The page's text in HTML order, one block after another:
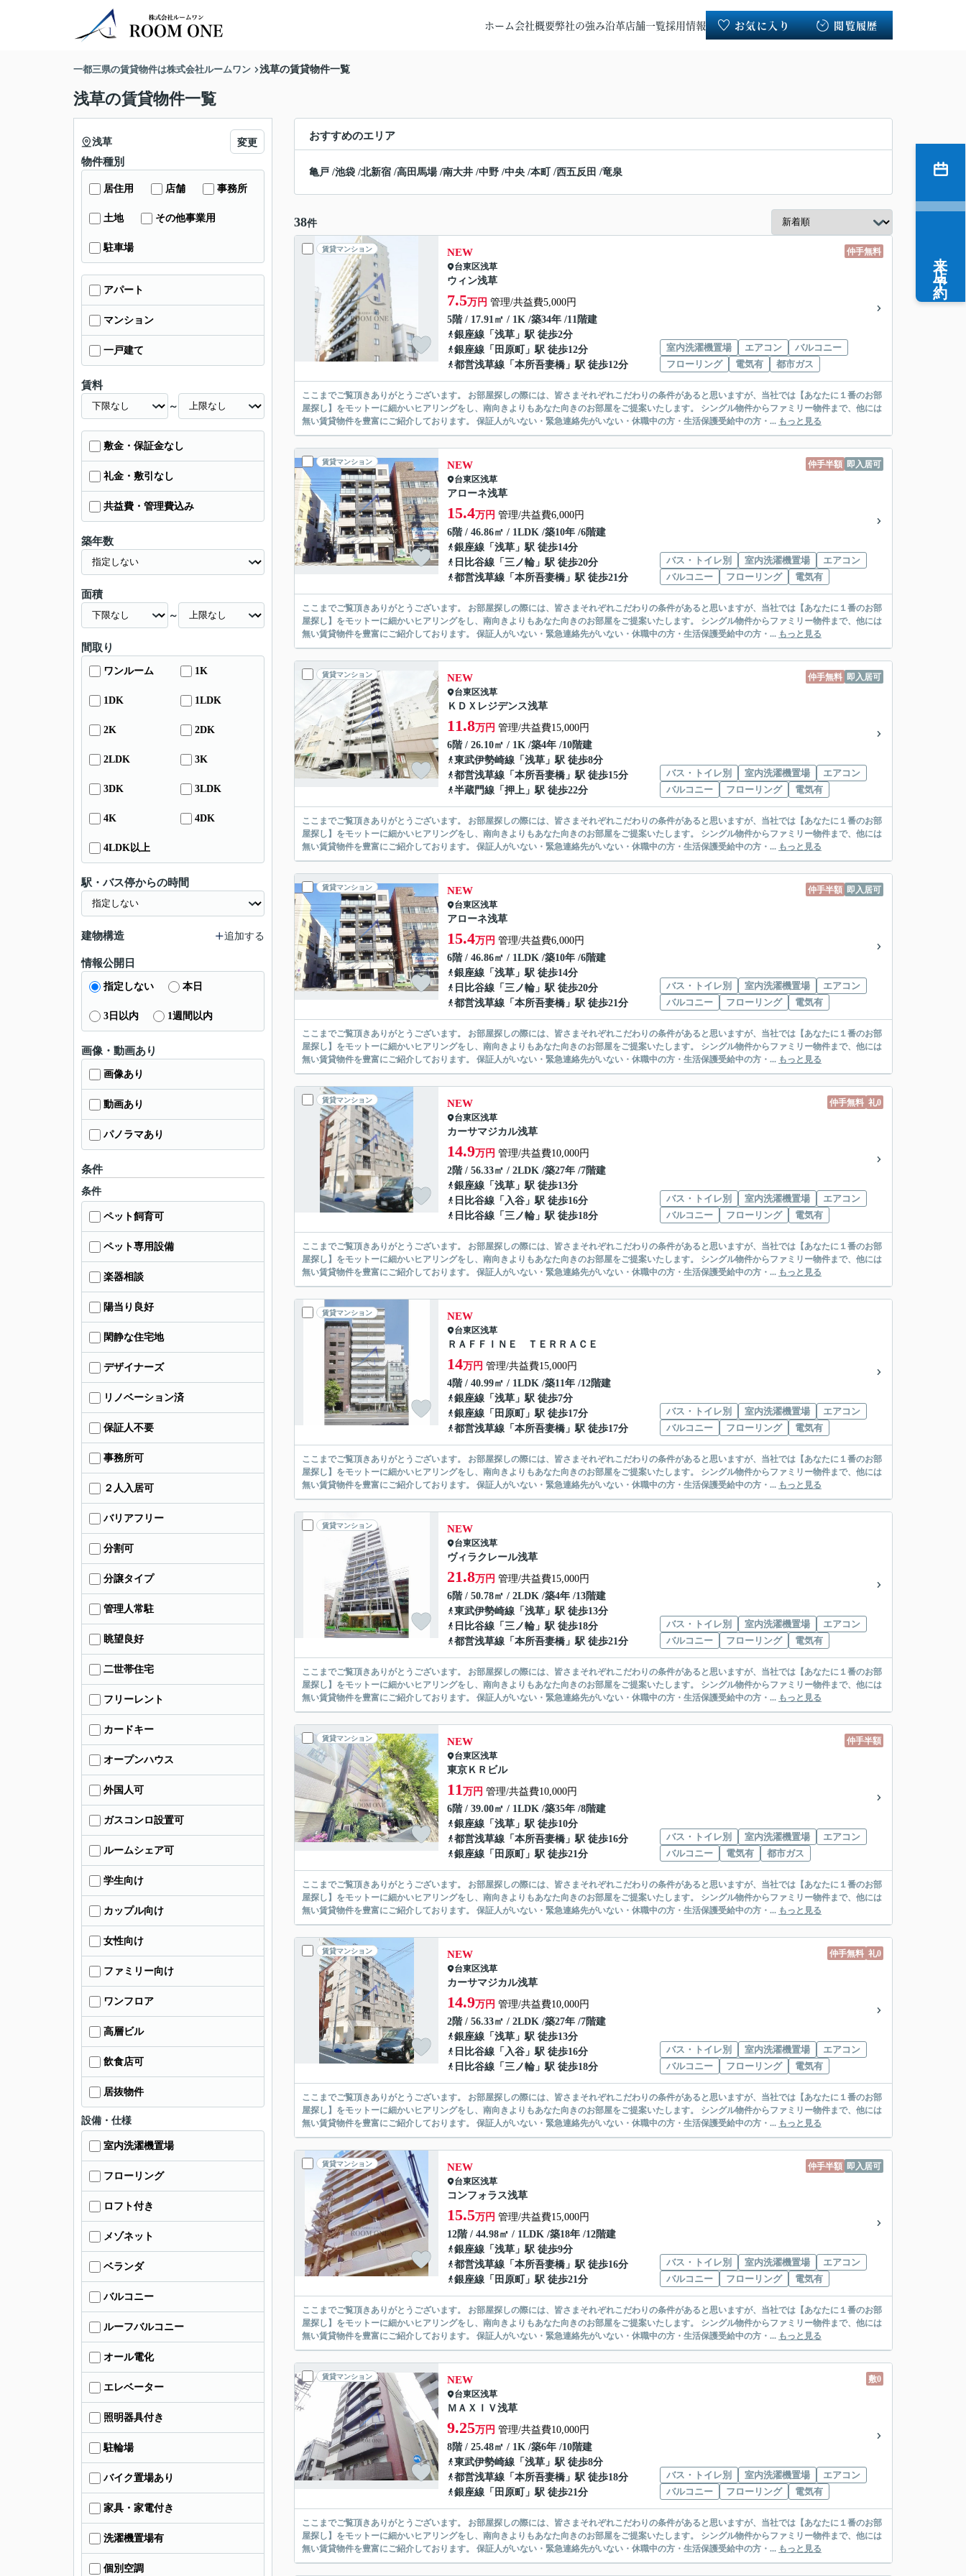
ホーム会社概要弊社の強み沿革店舗一覧採用情報 お気に入り 閲覧履歴
一都三県の賃貸物件は株式会社ルームワン 浅草の賃貸物件一覧
浅草の賃貸物件一覧
おすすめのエリア
亀戸 /池袋 /北新宿 /高田馬場/南大井 /中野 /中央 /本町 /西五反田 /竜泉
38件
賃貸マンション 仲手無料
NEW
台東区浅草
ウィン浅草
7.5万円 管理/共益費5,000円
5階 / 17.91㎡ / 1K /築34年 /11階建
銀座線 「 浅草 」駅 徒歩2分
銀座線 「 田原町
」駅 徒歩12分
都営浅草線 「 本所吾妻橋 」駅 徒歩12分
室内洗濯機置場 エアコン
バルコニー
フローリング
電気有 都市ガス
ここまでご覧頂きありがとうございます。 お部屋探しの際には、皆さまそれぞれこだわりの条件があると思いますが、当社では【あなたに１番のお部
屋探し】をモットーに細かいヒアリングをし、南向きよりもあなた向きのお部屋をご提案いたします。 シングル物件からファミリー物件まで、他には
無い賃貸物件を豊富にご紹介しております。 保証人がいない・緊急連絡先がいない・休職中の方・生活保護受給中の方・... もっと見る
賃貸マンション 仲手半額 即入居可
NEW
台東区浅草
アローネ浅草
15.4万円 管理/共益費6,000円
6階 / 46.86㎡ / 1LDK /築10年 /6階建
銀座線 「 浅草 」駅 徒歩14分
日比谷線 「 三ノ輪 」駅 徒歩20分
都営浅草線 「 本所吾妻橋 」駅 徒歩21分
バス・トイレ別 室内洗濯機置場
エアコン
バルコニー
フローリング 電気有
ここまでご覧頂きありがとうございます。 お部屋探しの際には、皆さまそれぞれこだわりの条件があると思いますが、当社では【あなたに１番のお部
屋探し】をモットーに細かいヒアリングをし、南向きよりもあなた向きのお部屋をご提案いたします。 シングル物件からファミリー物件まで、他には
無い賃貸物件を豊富にご紹介しております。 保証人がいない・緊急連絡先がいない・休職中の方・生活保護受給中の方・... もっと見る
賃貸マンション 仲手無料 即入居可
NEW
台東区浅草
ＫＤＸレジデンス浅草
11.8万円 管理/共益費15,000円
6階 / 26.10㎡ / 1K /築4年 /10階建
東武伊勢崎線 「 浅草 」駅 徒歩8分
都営浅草線 「 本所吾妻橋 」駅 徒歩15分
半蔵門線 「 押上 」駅 徒歩22分
バス・トイレ別 室内洗濯機置場
エアコン
バルコニー
フローリング 電気有
ここまでご覧頂きありがとうございます。 お部屋探しの際には、皆さまそれぞれこだわりの条件があると思いますが、当社では【あなたに１番のお部
屋探し】をモットーに細かいヒアリングをし、南向きよりもあなた向きのお部屋をご提案いたします。 シングル物件からファミリー物件まで、他には
無い賃貸物件を豊富にご紹介しております。 保証人がいない・緊急連絡先がいない・休職中の方・生活保護受給中の方・... もっと見る
賃貸マンション 仲手半額 即入居可
NEW
台東区浅草
アローネ浅草
15.4万円 管理/共益費6,000円
6階 / 46.86㎡ / 1LDK /築10年 /6階建
銀座線 「 浅草 」駅 徒歩14分
日比谷線 「 三ノ輪 」駅 徒歩20分
都営浅草線 「 本所吾妻橋 」駅 徒歩21分
バス・トイレ別 室内洗濯機置場
エアコン
バルコニー
フローリング 電気有
ここまでご覧頂きありがとうございます。 お部屋探しの際には、皆さまそれぞれこだわりの条件があると思いますが、当社では【あなたに１番のお部
屋探し】をモットーに細かいヒアリングをし、南向きよりもあなた向きのお部屋をご提案いたします。 シングル物件からファミリー物件まで、他には
無い賃貸物件を豊富にご紹介しております。 保証人がいない・緊急連絡先がいない・休職中の方・生活保護受給中の方・... もっと見る
賃貸マンション 仲手無料 礼0
NEW
台東区浅草
カーサマジカル浅草
14.9万円 管理/共益費10,000円
2階 / 56.33㎡ / 2LDK /築27年 /7階建
銀座線 「 浅草 」駅 徒歩13分
日比谷線 「 入谷 」駅 徒歩16分
日比谷線 「 三ノ輪 」駅 徒歩18分
バス・トイレ別 室内洗濯機置場
エアコン
バルコニー
フローリング 電気有
ここまでご覧頂きありがとうございます。 お部屋探しの際には、皆さまそれぞれこだわりの条件があると思いますが、当社では【あなたに１番のお部
屋探し】をモットーに細かいヒアリングをし、南向きよりもあなた向きのお部屋をご提案いたします。 シングル物件からファミリー物件まで、他には
無い賃貸物件を豊富にご紹介しております。 保証人がいない・緊急連絡先がいない・休職中の方・生活保護受給中の方・... もっと見る
賃貸マンション NEW
台東区浅草
ＲＡＦＦＩＮＥ ＴＥＲＲＡＣＥ
14万円 管理/共益費15,000円
4階 / 40.99㎡ / 1LDK /築11年 /12階建
銀座線 「 浅草 」駅 徒歩7分
銀座線 「 田原町
」駅 徒歩17分
都営浅草線 「 本所吾妻橋 」駅 徒歩17分
バス・トイレ別 室内洗濯機置場
エアコン
バルコニー
フローリング 電気有
ここまでご覧頂きありがとうございます。 お部屋探しの際には、皆さまそれぞれこだわりの条件があると思いますが、当社では【あなたに１番のお部
屋探し】をモットーに細かいヒアリングをし、南向きよりもあなた向きのお部屋をご提案いたします。 シングル物件からファミリー物件まで、他には
無い賃貸物件を豊富にご紹介しております。 保証人がいない・緊急連絡先がいない・休職中の方・生活保護受給中の方・... もっと見る
賃貸マンション NEW
台東区浅草
ヴィラクレール浅草
21.8万円 管理/共益費15,000円
6階 / 50.78㎡ / 2LDK /築4年 /13階建
東武伊勢崎線 「 浅草 」駅 徒歩13分
日比谷線 「 三ノ輪 」駅 徒歩18分
都営浅草線 「 本所吾妻橋 」駅 徒歩21分
バス・トイレ別 室内洗濯機置場
エアコン
バルコニー
フローリング 電気有
ここまでご覧頂きありがとうございます。 お部屋探しの際には、皆さまそれぞれこだわりの条件があると思いますが、当社では【あなたに１番のお部
屋探し】をモットーに細かいヒアリングをし、南向きよりもあなた向きのお部屋をご提案いたします。 シングル物件からファミリー物件まで、他には
無い賃貸物件を豊富にご紹介しております。 保証人がいない・緊急連絡先がいない・休職中の方・生活保護受給中の方・... もっと見る
賃貸マンション 仲手半額
NEW
台東区浅草
東京ＫＲビル
11万円 管理/共益費10,000円
6階 / 39.00㎡ / 1LDK /築35年 /8階建
銀座線 「 浅草 」駅 徒歩10分
都営浅草線 「 本所吾妻橋 」駅 徒歩16分
銀座線 「 田原町 」駅 徒歩21分
バス・トイレ別 室内洗濯機置場
エアコン
バルコニー
電気有 都市ガス
ここまでご覧頂きありがとうございます。 お部屋探しの際には、皆さまそれぞれこだわりの条件があると思いますが、当社では【あなたに１番のお部
屋探し】をモットーに細かいヒアリングをし、南向きよりもあなた向きのお部屋をご提案いたします。 シングル物件からファミリー物件まで、他には
無い賃貸物件を豊富にご紹介しております。 保証人がいない・緊急連絡先がいない・休職中の方・生活保護受給中の方・... もっと見る
賃貸マンション 仲手無料 礼0
NEW
台東区浅草
カーサマジカル浅草
14.9万円 管理/共益費10,000円
2階 / 56.33㎡ / 2LDK /築27年 /7階建
銀座線 「 浅草 」駅 徒歩13分
日比谷線 「 入谷 」駅 徒歩16分
日比谷線 「 三ノ輪 」駅 徒歩18分
バス・トイレ別 室内洗濯機置場
エアコン
バルコニー
フローリング 電気有
ここまでご覧頂きありがとうございます。 お部屋探しの際には、皆さまそれぞれこだわりの条件があると思いますが、当社では【あなたに１番のお部
屋探し】をモットーに細かいヒアリングをし、南向きよりもあなた向きのお部屋をご提案いたします。 シングル物件からファミリー物件まで、他には
無い賃貸物件を豊富にご紹介しております。 保証人がいない・緊急連絡先がいない・休職中の方・生活保護受給中の方・... もっと見る
賃貸マンション 仲手半額 即入居可
NEW
台東区浅草
コンフォラス浅草
15.5万円 管理/共益費15,000円
12階 / 44.98㎡ / 1LDK /築18年 /12階建
銀座線 「 浅草 」駅 徒歩9分
都営浅草線 「 本所吾妻橋 」駅 徒歩16分
銀座線 「 田原町 」駅 徒歩21分
バス・トイレ別 室内洗濯機置場
エアコン
バルコニー
フローリング 電気有
ここまでご覧頂きありがとうございます。 お部屋探しの際には、皆さまそれぞれこだわりの条件があると思いますが、当社では【あなたに１番のお部
屋探し】をモットーに細かいヒアリングをし、南向きよりもあなた向きのお部屋をご提案いたします。 シングル物件からファミリー物件まで、他には
無い賃貸物件を豊富にご紹介しております。 保証人がいない・緊急連絡先がいない・休職中の方・生活保護受給中の方・... もっと見る
賃貸マンション 敷0
NEW
台東区浅草
ＭＡＸＩＶ浅草
9.25万円 管理/共益費10,000円
8階 / 25.48㎡ / 1K /築6年 /10階建
東武伊勢崎線 「 浅草 」駅 徒歩8分
都営浅草線 「 本所吾妻橋 」駅 徒歩18分
銀座線 「 田原町 」駅 徒歩21分
バス・トイレ別 室内洗濯機置場
エアコン
バルコニー
フローリング 電気有
ここまでご覧頂きありがとうございます。 お部屋探しの際には、皆さまそれぞれこだわりの条件があると思いますが、当社では【あなたに１番のお部
屋探し】をモットーに細かいヒアリングをし、南向きよりもあなた向きのお部屋をご提案いたします。 シングル物件からファミリー物件まで、他には
無い賃貸物件を豊富にご紹介しております。 保証人がいない・緊急連絡先がいない・休職中の方・生活保護受給中の方・... もっと見る
浅草 変更
物件種別
居住用 店舗 事務所
土地 その他事業用
駐車場
アパート
マンション
一戸建て
賃料
～
敷金・保証金なし
礼金・敷引なし
共益費・管理費込み
築年数
面積
～
間取り
ワンルーム 1K
1DK 1LDK
2K 2DK
2LDK 3K
3DK 3LDK
4K 4DK
4LDK以上
駅・バス停からの時間
建物構造 追加する
情報公開日
指定しない 本日
3日以内 1週間以内
画像・動画あり
画像あり
動画あり
パノラマあり
条件
条件
ペット飼育可
ペット専用設備
楽器相談
陽当り良好
閑静な住宅地
デザイナーズ
リノベーション済
保証人不要
事務所可
２人入居可
バリアフリー
分割可
分譲タイプ
管理人常駐
眺望良好
二世帯住宅
フリーレント
カードキー
オープンハウス
外国人可
ガスコンロ設置可
ルームシェア可
学生向け
カップル向け
女性向け
ファミリー向け
ワンフロア
高層ビル
飲食店可
居抜物件
設備・仕様
室内洗濯機置場
フローリング
ロフト付き
メゾネット
ベランダ
バルコニー
ルーフバルコニー
オール電化
エレベーター
照明器具付き
駐輪場
バイク置場あり
家具・家電付き
洗濯機置場有
個別空調
来店予約